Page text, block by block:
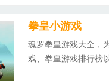
拳皇小游戏
魂罗拳皇游戏大全，
戏、拳皇游戏排行榜